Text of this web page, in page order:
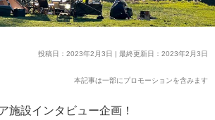
投稿日：2023年2月3日 | 最終更新日：2023年2月3日
本記事は一部にプロモーションを含みます
施設インタビュー企画！